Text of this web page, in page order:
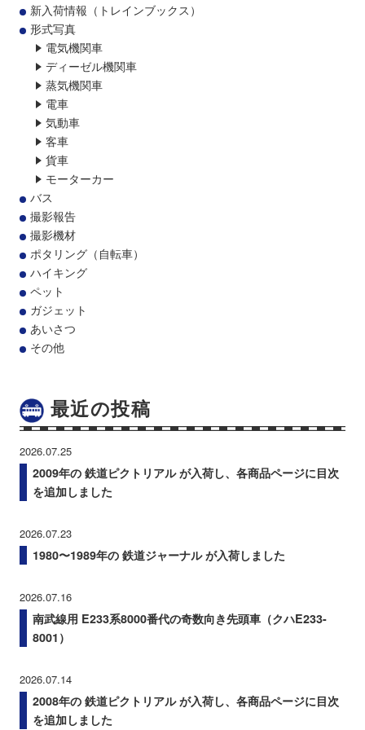
新入荷情報（トレインブックス）
形式写真
電気機関車
ディーゼル機関車
蒸気機関車
電車
気動車
客車
貨車
モーターカー
バス
撮影報告
撮影機材
ポタリング（自転車）
ハイキング
ペット
ガジェット
あいさつ
その他
最近の投稿
2026.07.25
2009年の 鉄道ピクトリアル が入荷し、各商品ページに目次
を追加しました
2026.07.23
1980〜1989年の 鉄道ジャーナル が入荷しました
2026.07.16
南武線用 E233系8000番代の奇数向き先頭車（クハE233-
8001）
2026.07.14
2008年の 鉄道ピクトリアル が入荷し、各商品ページに目次
を追加しました